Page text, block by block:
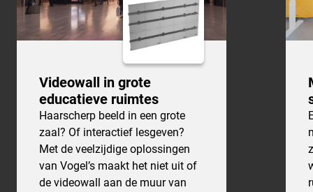
Videowall in grote
educatieve ruimtes
Haarscherp beeld in een grote
zaal? Of interactief lesgeven?
Met de veelzijdige oplossingen
van Vogel’s maakt het niet uit of
de videowall aan de muur van